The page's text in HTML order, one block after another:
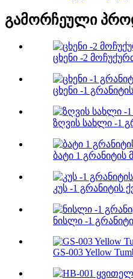
გამორჩეული
ცხენი -2
ცხენი -1
ზღვის სახლი -1
ბატი 1
კუს -1 გრანიტის
ნისლი -1
GS-003 Yellow